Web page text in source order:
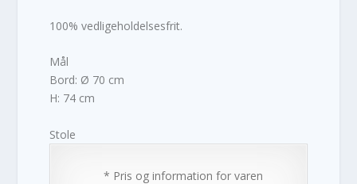
100% vedligeholdelsesfrit.
Mål
Bord: Ø 70 cm
H: 74 cm
Stole
* Pris og information for varen